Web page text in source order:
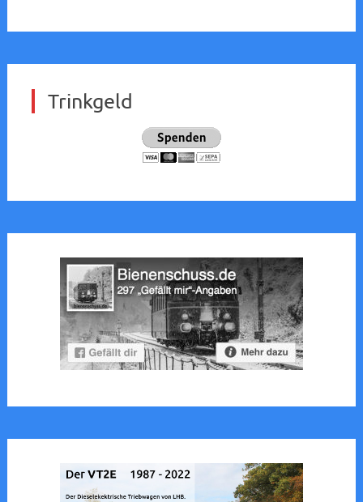
Trinkgeld